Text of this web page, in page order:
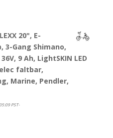
20", E-
3-Gang Shimano,
9 Ah, LightSKIN LED
faltbar,
Marine, Pendler,
PST-